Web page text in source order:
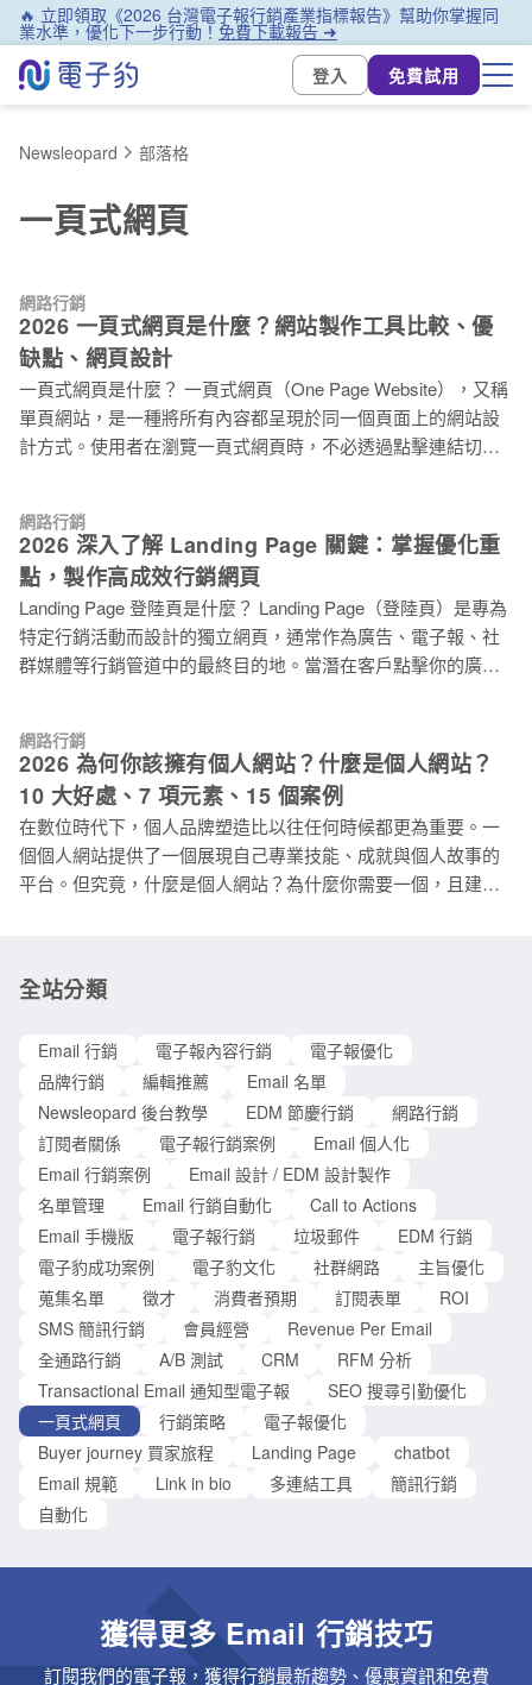
🔥 立即領取《2026 台灣電子報行銷產業指標報告》幫助你掌握同
業水準，優化下一步行動！免費下載報告 ➜
登入
免費試用
Newsleopard 部落格
一頁式網頁
網路行銷
2026 一頁式網頁是什麼？網站製作工具比較、優
缺點、網頁設計
一頁式網頁是什麼？ 一頁式網頁（One Page Website），又稱
單頁網站，是一種將所有內容都呈現於同一個頁面上的網站設
計方式。使用者在瀏覽一頁式網頁時，不必透過點擊連結切換
光且有效的一頁式網頁，對企業推廣行銷活動上有很大的方便
性和策略上的應用。一頁式網頁讓行銷活動可以快速上線和直
接與訪客進行溝通，成為行銷活動中許多企業必備的選擇。然
而，一頁式網頁也存在著一些既有的限制，因此企業在製作一
頁式網頁時應謹慎評估其利弊。 一頁式網頁 優點 缺點 評估重
點 上線速度快、一致的品牌形象、易於訪客瀏覽 內容組織不
作上線 一頁式網頁的設計和製作通常相對簡單，因此可以更快
速地完成上線。對於需要快速推出產品或活動的企業來說，這
可以為他們提供時間優勢，搶先占領市場或檔期活動。 一致的
品牌形象 由
網路行銷
2026 深入了解 Landing Page 關鍵：掌握優化重
點，製作高成效行銷網頁
Landing Page 登陸頁是什麼？ Landing Page（登陸頁）是專為
特定行銷活動而設計的獨立網頁，通常作為廣告、電子報、社
群媒體等行銷管道中的最終目的地。當潛在客戶點擊你的廣
Landing Page 與一般網站不同之處在於，它捨棄了繁雜的工具
列選項與多頁面的網站結構，將所有元素都圍繞著單一目標，
引導訪客完成預期的行為，例如：註冊會員、下載內容、購買
產品等。這種高度聚焦的網頁設計，讓 Landing Page 在提高轉
換率方面擁有很好的表現。 首頁 vs. Landing Page 的差異？為
何 Landing Page 的轉換率高出許多？ 你有沒有發現，首頁
網路行銷
2026 為何你該擁有個人網站？什麼是個人網站？
10 大好處、7 項元素、15 個案例
在數位時代下，個人品牌塑造比以往任何時候都更為重要。一
個個人網站提供了一個展現自己專業技能、成就與個人故事的
平台。但究竟，什麼是個人網站？為什麼你需要一個，且建立
站。它是一個自我推廣和個人品牌建立的工具，可以是一名自
其業務和服務的平台。讓人們可以更進一步瞭解你、你的工
作，以及如何與你聯繫。 為何你需要建立個人形象網站？ 建立
一個個人網站，是讓自己在競爭環境中脫穎而出的最佳方法。
有研究顯示，56% 的雇主更傾向於那些有出色個人網站的專業
工作者或求職者，而擁有自己網站的人卻很少。相對於傳統紙
本介紹（如：Menu、傳單、履歷），僅能提供有限的空間說明
和展示個人成就與經驗等，然而線上的個人網站則無此限制。
個人網站不僅有助於建立你的個人品牌，還能證明你在某一領
域的專業
全站分類
Email 行銷 電子報內容行銷
電子報優化
品牌行銷
編輯推薦
Email 名單
Newsleopard 後台教學
EDM 節慶行銷
網路行銷
訂閱者關係
電子報行銷案例
Email 個人化
Email 行銷案例
Email 設計 / EDM 設計製作
名單管理
Email 行銷自動化
Call to Actions
Email 手機版
電子報行銷 垃圾郵件
EDM 行銷
電子豹成功案例
電子豹文化 社群網路
主旨優化
蒐集名單
徵才 消費者預期 訂閱表單
ROI
SMS 簡訊行銷
會員經營
Revenue Per Email
全通路行銷
A/B 測試 CRM
RFM 分析
Transactional Email 通知型電子報
SEO 搜尋引勤優化
一頁式網頁
行銷策略
電子報優化
Buyer journey 買家旅程
Landing Page
chatbot
Email 規範
Link in bio 多連結工具
簡訊行銷
自動化
獲得更多 Email 行銷技巧
訂閱我們的電子報，獲得行銷最新趨勢、優惠資訊和免費